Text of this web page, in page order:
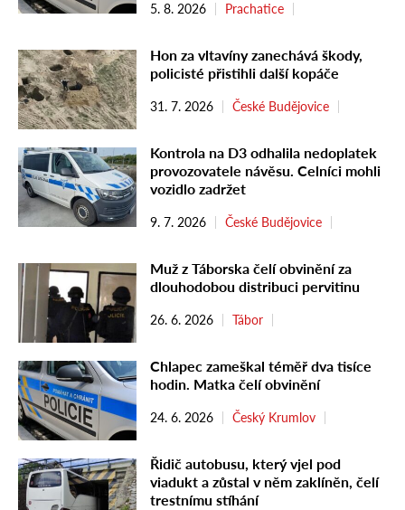
5. 8. 2026 Prachatice
Hon za vltavíny zanechává škody,
policisté přistihli další kopáče
31. 7. 2026 České Budějovice
Kontrola na D3 odhalila nedoplatek
provozovatele návěsu. Celníci mohli
vozidlo zadržet
9. 7. 2026 České Budějovice
Muž z Táborska čelí obvinění za
dlouhodobou distribuci pervitinu
26. 6. 2026 Tábor
Chlapec zameškal téměř dva tisíce
hodin. Matka čelí obvinění
24. 6. 2026 Český Krumlov
Řidič autobusu, který vjel pod
viadukt a zůstal v něm zaklíněn, čelí
trestnímu stíhání